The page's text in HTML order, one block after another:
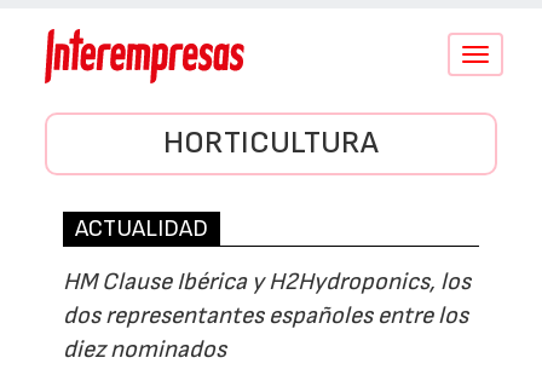
Conmutar
HORTICULTURA
ACTUALIDAD
HM Clause Ibérica y H2Hydroponics, los
dos representantes españoles entre los
diez nominados